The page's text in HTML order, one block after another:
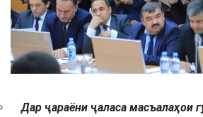
Дар ҷараёни ҷаласа масъалаҳои